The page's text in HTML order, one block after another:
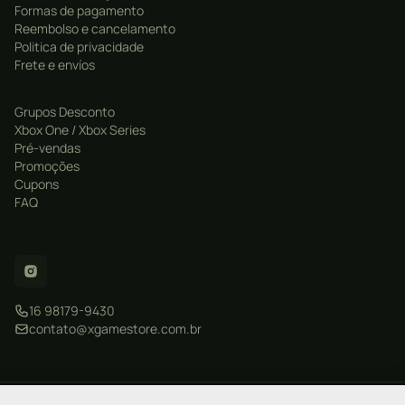
Formas de pagamento
Reembolso e cancelamento
Politica de privacidade
Frete e envíos
Grupos Desconto
Xbox One / Xbox Series
Pré-vendas
Promoções
Cupons
FAQ
16 98179-9430
contato@xgamestore.com.br